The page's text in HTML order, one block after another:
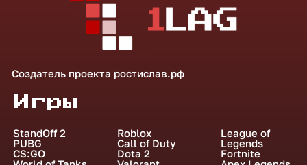
Создатель проекта ростислав.рф
Игры
StandOff 2
PUBG
CS:GO
Roblox
Call of Duty
Dota 2
League of
Legends
Fortnite